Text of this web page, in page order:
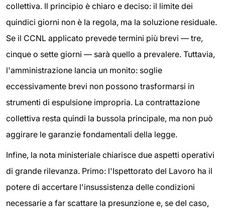
collettiva. Il principio è chiaro e deciso: il limite dei
quindici giorni non è la regola, ma la soluzione residuale.
Se il CCNL applicato prevede termini più brevi — tre,
cinque o sette giorni — sarà quello a prevalere. Tuttavia,
l'amministrazione lancia un monito: soglie
eccessivamente brevi non possono trasformarsi in
strumenti di espulsione impropria. La contrattazione
collettiva resta quindi la bussola principale, ma non può
aggirare le garanzie fondamentali della legge.
Infine, la nota ministeriale chiarisce due aspetti operativi
di grande rilevanza. Primo: l'Ispettorato del Lavoro ha il
potere di accertare l'insussistenza delle condizioni
necessarie a far scattare la presunzione e, se del caso,